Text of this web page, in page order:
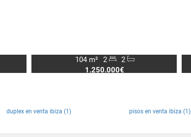
104 m² 2
2
1.250.000€
duplex en venta ibiza (1) pisos en venta ibiza (1)